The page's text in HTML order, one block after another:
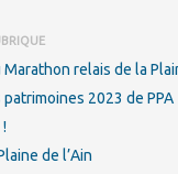
relais de la
2023 de PPA
de l’Ain